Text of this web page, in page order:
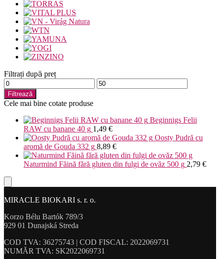
Filtrați după preț
Preț
minim
Preț
maxim
Filtrează
Cele mai bine cotate produse
Beginnigs Felii
RAW cu banane 40 g 1,49 €
Oosty Pudră cu
aromă de Gouda 332 g 8,89 €
Naturmind Făină fără gluten din fulgi de ovăz 500 g 2,79 €
MIRACLE BIOKARI s. r. o.
Korzo Bélu Bartók 789/3
929 01 Dunajská Streda
COD TVA: 36275743 | COD FISCAL: 2022069731
NUMĂR TVA: SK2022069731